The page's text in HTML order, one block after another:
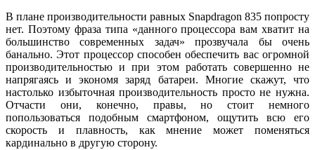
В плане производительности равных Snapdragon 835 попросту
нет. Поэтому фраза типа «данного процессора вам хватит на
большинство современных задач» прозвучала бы очень
банально. Этот процессор способен обеспечить вас огромной
производительностью и при этом работать совершенно не
напрягаясь и экономя заряд батареи. Многие скажут, что
настолько избыточная производительность просто не нужна.
Отчасти они, конечно, правы, но стоит немного
попользоваться подобным смартфоном, ощутить всю его
скорость и плавность, как мнение может поменяться
кардинально в другую сторону.